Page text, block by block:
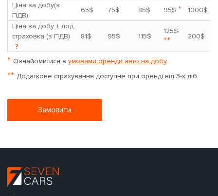
Ціна за добу(з
ПДВ)
65$ 75$ 85$ 95$ *
1000$
Ціна за добу + дод.
страховка (з ПДВ)
?
81$ 95$ 115$
125$
** 200$
* Ознайомитися з умовами оренди авто на добу
** Додаткове страхування доступне при оренді від 3-х діб
Замовити